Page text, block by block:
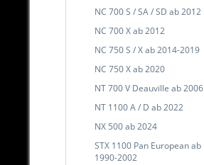
NC 700 S / SA / SD ab 2012
NC 700 X ab 2012
NC 750 S / X ab 2014-2019
NC 750 X ab 2020
NT 700 V Deauville ab 2006
NT 1100 A / D ab 2022
NX 500 ab 2024
STX 1100 Pan European ab
1990-2002